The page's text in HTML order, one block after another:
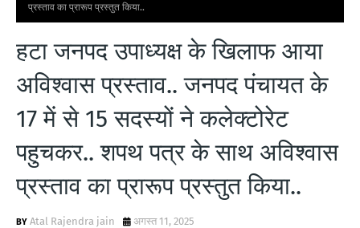
प्रस्ताव का प्रारूप प्रस्तुत किया..
हटा जनपद उपाध्यक्ष के खिलाफ आया
अविश्वास प्रस्ताव.. जनपद पंचायत के
17 में से 15 सदस्यों ने कलेक्टोरेट
पहुचकर.. शपथ पत्र के साथ अविश्वास
प्रस्ताव का प्रारूप प्रस्तुत किया..
Atal Rajendra jain अगस्त 11, 2025